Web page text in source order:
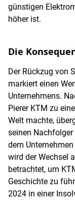
günstigen
höher ist.
Die
Der Rückzug von
markiert einen
Unternehmens.
Pierer KTM zu
Welt machte,
seinen
dem
wird der Wechsel
betrachtet, um
Geschichte zu
2024 in einer